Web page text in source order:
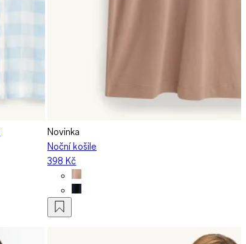
Novinka
Noční košile
398 Kč